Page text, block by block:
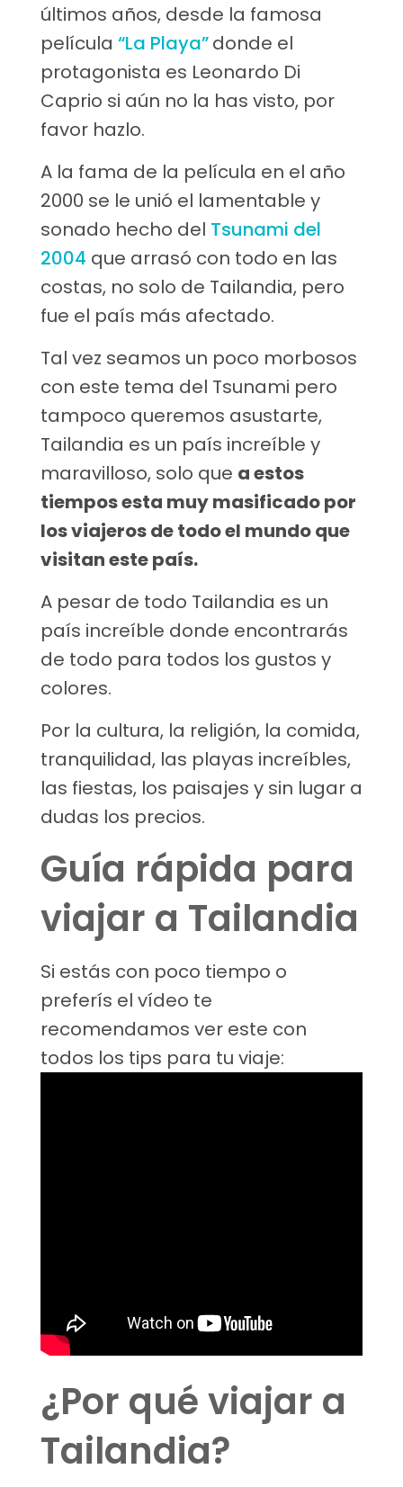
últimos años, desde la famosa
película “La Playa”donde el
protagonista es Leonardo Di
Caprio si aún no la has visto, por
favor hazlo.
A la fama de la película en el año
2000 se le unió el lamentable y
sonado hecho del Tsunami del
2004 que arrasó con todo en las
costas, no solo de Tailandia, pero
fue el país más afectado.
Tal vez seamos un poco morbosos
con este tema del Tsunami pero
tampoco queremos asustarte,
Tailandia es un país increíble y
maravilloso, solo que a estos
tiempos esta muy masificado por
los viajeros de todo el mundo que
visitan este país.
A pesar de todo Tailandia es un
país increíble donde encontrarás
de todo para todos los gustos y
colores.
Por la cultura, la religión, la comida,
tranquilidad, las playas increíbles,
las fiestas, los paisajes y sin lugar a
dudas los precios.
Guía rápida para
viajar a Tailandia
Si estás con poco tiempo o
preferís el vídeo te
recomendamos ver este con
todos los tips para tu viaje:
¿Por qué viajar a
Tailandia?